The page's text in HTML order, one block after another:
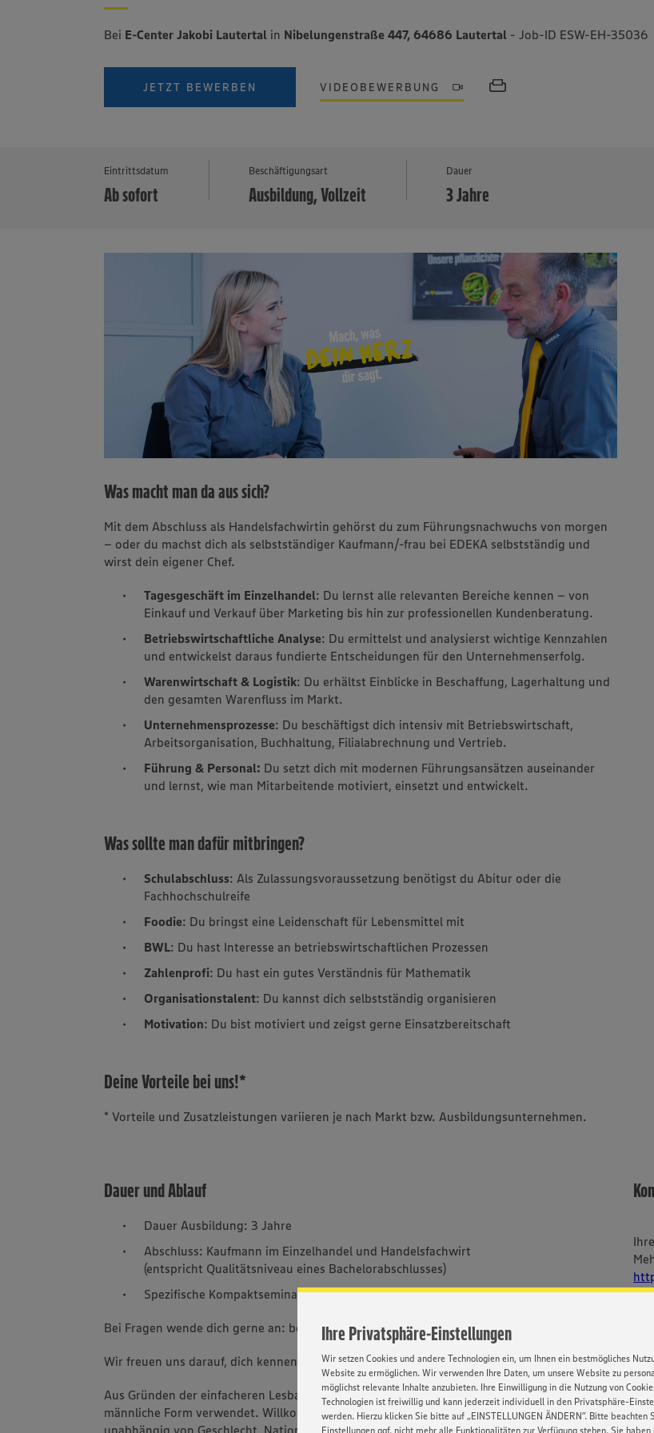
Ihre Privatsphäre-Einstellungen
Wir setzen Cookies und andere Technologien ein, um Ihnen ein bestmögliches
Website zu ermöglichen. Wir verwenden Ihre Daten, um unsere Website zu
möglichst relevante Inhalte anzubieten. Ihre Einwilligung in die Nutzung von
Technologien ist freiwillig und kann jederzeit individuell in den Privatsphäre-
werden. Hierzu klicken Sie bitte auf „EINSTELLUNGEN ÄNDERN”. Bitte beachten
Einstellungen ggf. nicht mehr alle Funktionalitäten zur Verfügung stehen. Sie
Bei E-Center Jakobi Lautertal in Nibelungenstraße 447, 64686 Lautertal - Job-ID ESW-EH-35036
JETZT BEWERBEN VIDEOBEWERBUNG
Eintrittsdatum
Ab sofort
Beschäftigungsart
Ausbildung, Vollzeit
Dauer
3 Jahre
Was macht man da aus sich?
Mit dem Abschluss als Handelsfachwirtin gehörst du zum Führungsnachwuchs von morgen
– oder du machst dich als selbstständiger Kaufmann/-frau bei EDEKA selbstständig und
wirst dein eigener Chef.
Tagesgeschäft im Einzelhandel: Du lernst alle relevanten Bereiche kennen – von
Einkauf und Verkauf über Marketing bis hin zur professionellen Kundenberatung.
Betriebswirtschaftliche Analyse: Du ermittelst und analysierst wichtige Kennzahlen
und entwickelst daraus fundierte Entscheidungen für den Unternehmenserfolg.
Warenwirtschaft & Logistik: Du erhältst Einblicke in Beschaffung, Lagerhaltung und
den gesamten Warenfluss im Markt.
Unternehmensprozesse: Du beschäftigst dich intensiv mit Betriebswirtschaft,
Arbeitsorganisation, Buchhaltung, Filialabrechnung und Vertrieb.
Führung & Personal: Du setzt dich mit modernen Führungsansätzen auseinander
und lernst, wie man Mitarbeitende motiviert, einsetzt und entwickelt.
Was sollte man dafür mitbringen?
Schulabschluss: Als Zulassungsvoraussetzung benötigst du Abitur oder die
Fachhochschulreife
Foodie: Du bringst eine Leidenschaft für Lebensmittel mit
BWL: Du hast Interesse an betriebswirtschaftlichen Prozessen
Zahlenprofi: Du hast ein gutes Verständnis für Mathematik
Organisationstalent: Du kannst dich selbstständig organisieren
Motivation: Du bist motiviert und zeigst gerne Einsatzbereitschaft
Deine Vorteile bei uns!*
* Vorteile und Zusatzleistungen variieren je nach Markt bzw. Ausbildungsunternehmen.
Dauer und Ablauf
Dauer Ausbildung: 3 Jahre
Abschluss: Kaufmann im Einzelhandel und Handelsfachwirt
(entspricht Qualitätsniveau eines Bachelorabschlusses)
Spezifische Kompaktseminare statt Berufsschule
Bei Fragen wende dich gerne an: bewerbung@edeka-suedwest.de
Wir freuen uns darauf, dich kennenzulernen!
Aus Gründen der einfacheren Lesbarkeit wird im Textverlauf nur die
männliche Form verwendet. Willkommen sind bei uns alle Menschen -
unabhängig von Geschlecht, Nationalität, ethnischer und sozialer Herkunft,